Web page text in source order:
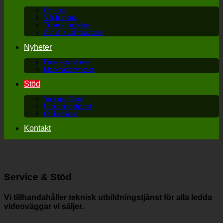
Om oss
Vår historia
Tillverkningsbas
Ära & Kvalifikationer
Nyheter
Företagsnyheter
Marknadsnyheter
Stöd
Vanliga frågor
Utbildningstjänst
Onlinetjänst
Kontakt
Service & Stöd
Vi tillhandahåller teknisk utbildningstjänst för alla ledda
videoväggar vi säljer.